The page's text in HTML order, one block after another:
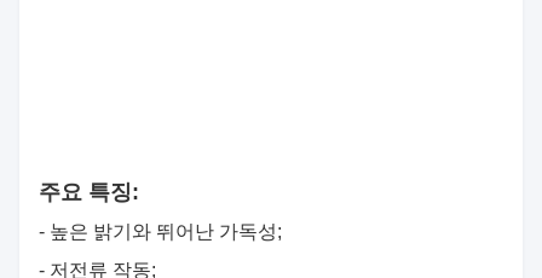
주요 특징:
- 높은 밝기와 뛰어난 가독성;
- 저전류 작동;